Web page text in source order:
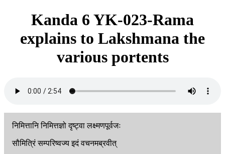
Kanda 6 YK-023-Rama
explains to Lakshmana the
various portents
निमित्तानि निमित्तज्ञो दृष्ट्वा लक्ष्मणपूर्वजः
सौमित्रिं सम्परिष्वज्य इदं वचनमब्रवीत्